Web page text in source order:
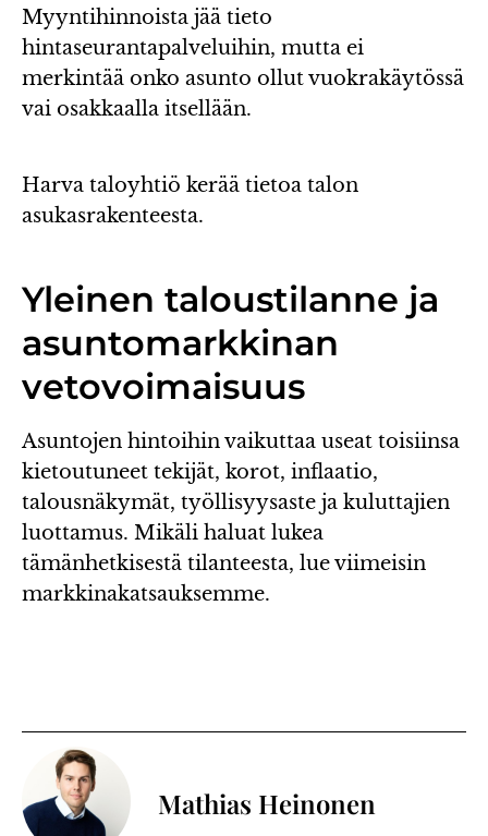
Myyntihinnoista jää tieto
hintaseurantapalveluihin, mutta ei
merkintää onko asunto ollut vuokrakäytössä
vai osakkaalla itsellään.
Harva taloyhtiö kerää tietoa talon
asukasrakenteesta.
Yleinen taloustilanne ja
asuntomarkkinan
vetovoimaisuus
Asuntojen hintoihin vaikuttaa useat toisiinsa
kietoutuneet tekijät, korot, inflaatio,
talousnäkymät, työllisyysaste ja kuluttajien
luottamus. Mikäli haluat lukea
tämänhetkisestä tilanteesta, lue viimeisin
markkinakatsauksemme.
Mathias Heinonen